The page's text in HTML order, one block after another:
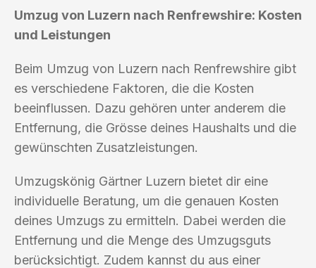
Umzug von Luzern nach Renfrewshire: Kosten
und Leistungen
Beim Umzug von Luzern nach Renfrewshire gibt
es verschiedene Faktoren, die die Kosten
beeinflussen. Dazu gehören unter anderem die
Entfernung, die Grösse deines Haushalts und die
gewünschten Zusatzleistungen.
Umzugskönig Gärtner Luzern bietet dir eine
individuelle Beratung, um die genauen Kosten
deines Umzugs zu ermitteln. Dabei werden die
Entfernung und die Menge des Umzugsguts
berücksichtigt. Zudem kannst du aus einer